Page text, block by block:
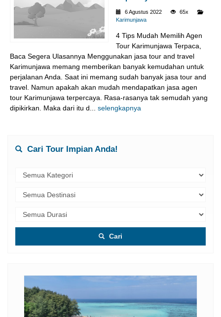
6 Agustus 2022
65x
Karimunjawa
4 Tips Mudah Memilih Agen
Tour Karimunjawa Terpaca,
Baca Segera Ulasannya Menggunakan jasa tour and travel
Karimunjawa memang memberikan banyak kemudahan untuk
perjalanan Anda. Saat ini memang sudah banyak jasa tour and
travel. Namun apakah akan mudah mendapatkan jasa agen
tour Karimunjawa terpercaya. Rasa-rasanya tak semudah yang
dipikirkan. Maka dari itu d... selengkapnya
Cari Tour Impian Anda!
Cari